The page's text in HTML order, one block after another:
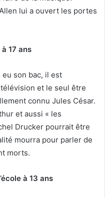
lui a ouvert les portes
17 ans
eu son bac, il est
et le seul être
connu Jules César.
et aussi « les
Drucker pourrait être
mourra pour parler de
morts.
à 13 ans